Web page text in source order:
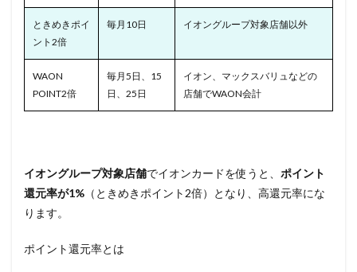
ときめきポイ
ント2倍
毎月10日 イオングループ対象店舗以外
WAON
POINT2倍
毎月5日、15
日、25日
イオン、マックスバリュなどの
店舗でWAON会計
イオングループ対象店舗でイオンカードを使うと、 ポイント
還元率が1% （ときめきポイント2倍）となり、高還元率にな
ります。
ポイント還元率とは